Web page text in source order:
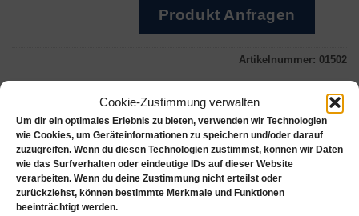
Cookie-Zustimmung verwalten
Um dir ein optimales Erlebnis zu bieten, verwenden wir Technologien
wie Cookies, um Geräteinformationen zu speichern und/oder darauf
zuzugreifen. Wenn du diesen Technologien zustimmst, können wir Daten
wie das Surfverhalten oder eindeutige IDs auf dieser Website
verarbeiten. Wenn du deine Zustimmung nicht erteilst oder
zurückziehst, können bestimmte Merkmale und Funktionen
beeinträchtigt werden.
Produkt Anfragen
Artikelnummer: 01502
Beschreibung
Zusätzliche Informationen
Rezensionen (0)